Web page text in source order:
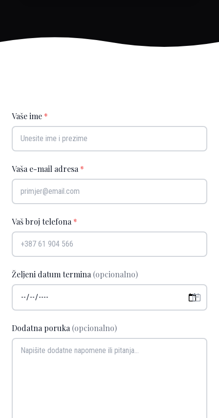
Vaše ime *
Vaša e-mail adresa *
Vaš broj telefona *
Željeni datum termina (opcionalno)
Dodatna poruka (opcionalno)